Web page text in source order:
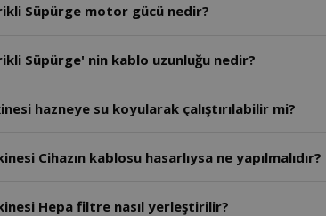
Süpürge motor gücü nedir?
Süpürge' nin kablo uzunluğu nedir?
hazneye su koyularak çalıştırılabilir mi?
Cihazın kablosu hasarlıysa ne yapılmalıdır?
Hepa filtre nasıl yerleştirilir?